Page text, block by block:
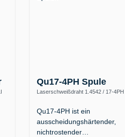
Qu17-4PH Spule
Laserschweißdraht 1.4542 / 17-4PH
Qu17-4PH ist ein
ausscheidungshärtender,
nichtrostender